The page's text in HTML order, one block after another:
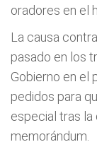
oradores en el
La causa
pasado en los
Gobierno en el
pedidos para
especial tras
memorándum.